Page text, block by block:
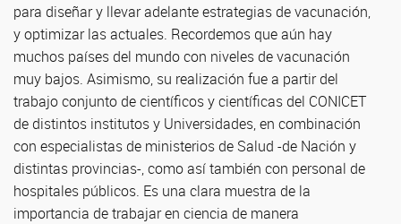
para diseñar y llevar adelante estrategias de vacunación,
y optimizar las actuales. Recordemos que aún hay
muchos países del mundo con niveles de vacunación
muy bajos. Asimismo, su realización fue a partir del
trabajo conjunto de científicos y científicas del CONICET
de distintos institutos y Universidades, en combinación
con especialistas de ministerios de Salud -de Nación y
distintas provincias-, como así también con personal de
hospitales públicos. Es una clara muestra de la
importancia de trabajar en ciencia de manera